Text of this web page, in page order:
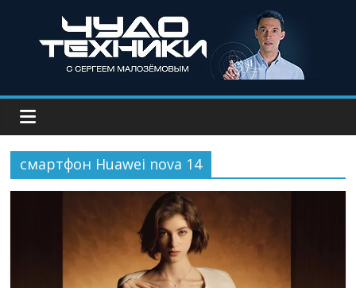
смартфон Huawei nova 14